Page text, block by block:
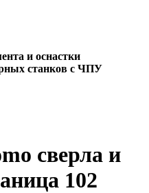
и оснастки
станков с ЧПУ
сверла и
102